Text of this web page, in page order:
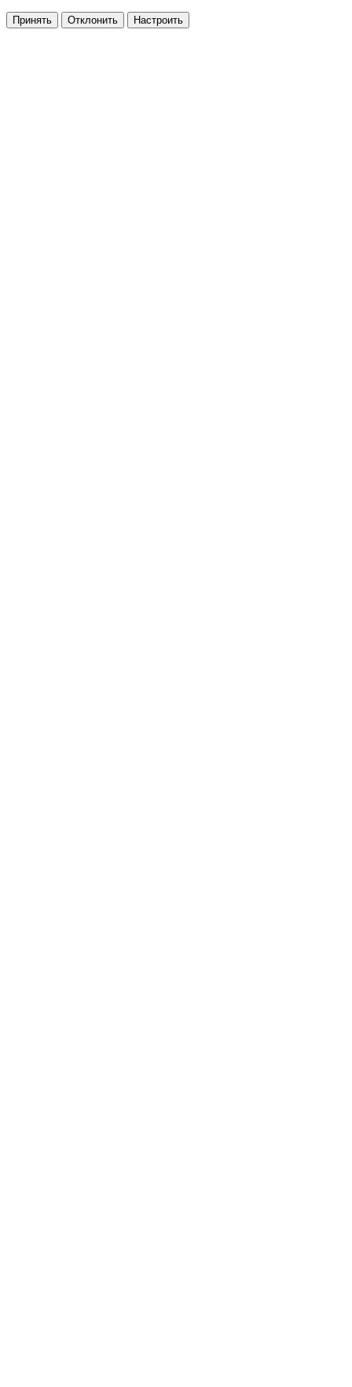
Принять Отклонить Настроить